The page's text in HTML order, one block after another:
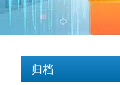
归档